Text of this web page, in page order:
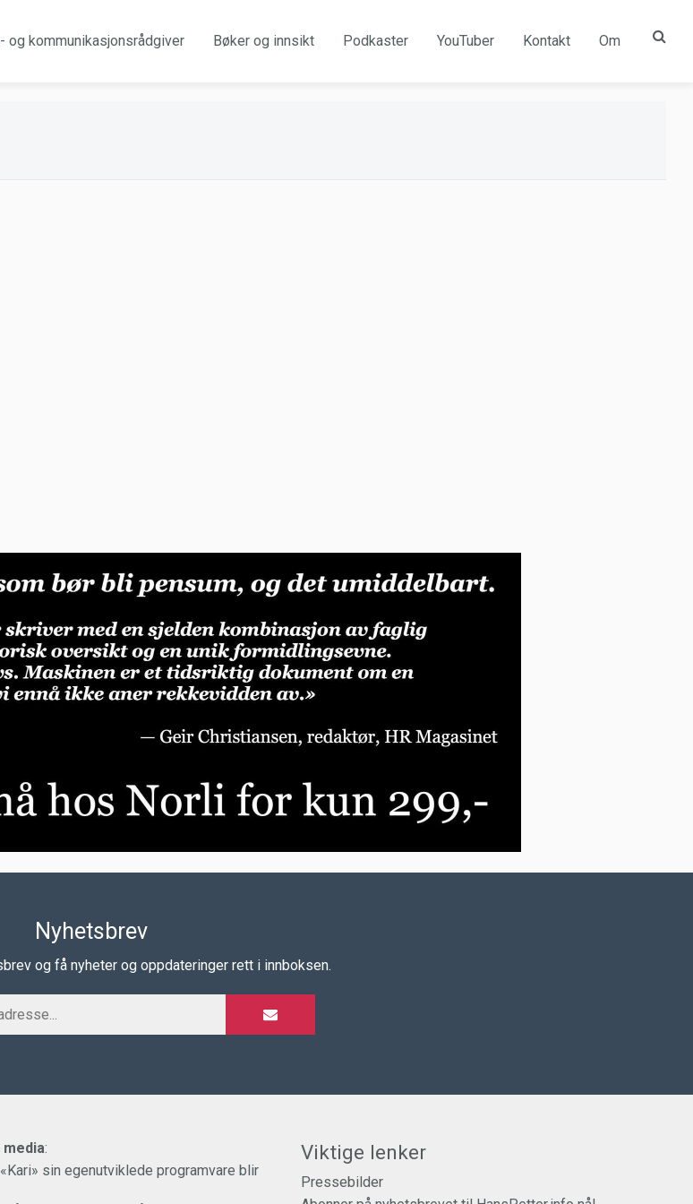
og kommunikasjonsrådgiver Bøker og innsikt Podkaster YouTuber Kontakt Om
Nyhetsbrev
og få nyheter og oppdateringer rett i innboksen.
:
sin egenutviklede programvare blir
Viktige lenker
Pressebilder